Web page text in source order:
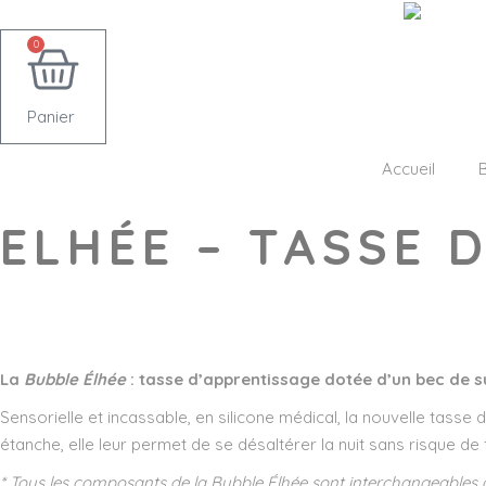
0
Panier
Accueil
ELHÉE – TASSE
La Bubble Élhée : tasse d’apprentissage dotée d’un bec de
Sensorielle et incassable, en silicone médical, la nouvelle
étanche, elle leur permet de se désaltérer la nuit sans risque